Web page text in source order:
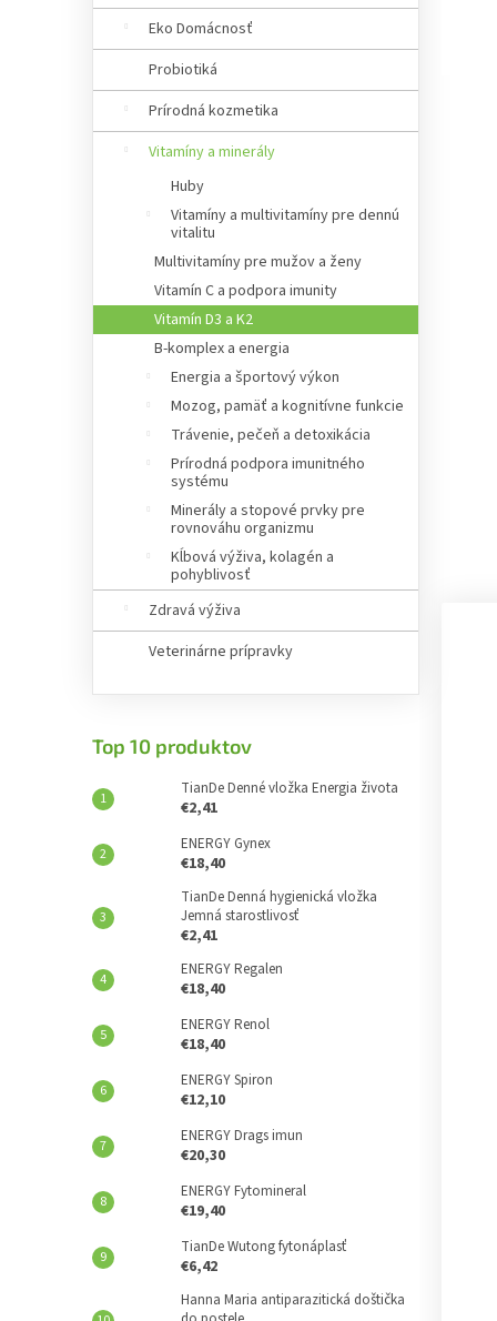
Eko Domácnosť
Probiotiká
Prírodná kozmetika
Vitamíny a minerály
Huby
Vitamíny a multivitamíny pre dennú
vitalitu
Multivitamíny pre mužov a ženy
Vitamín C a podpora imunity
Vitamín D3 a K2
B-komplex a energia
Energia a športový výkon
Mozog, pamäť a kognitívne funkcie
Trávenie, pečeň a detoxikácia
Prírodná podpora imunitného
systému
Minerály a stopové prvky pre
rovnováhu organizmu
Kĺbová výživa, kolagén a
pohyblivosť
Zdravá výživa
Veterinárne prípravky
Top 10 produktov
TianDe Denné vložka Energia života
€2,41
ENERGY Gynex
€18,40
TianDe Denná hygienická vložka
Jemná starostlivosť
€2,41
ENERGY Regalen
€18,40
ENERGY Renol
€18,40
ENERGY Spiron
€12,10
ENERGY Drags imun
€20,30
ENERGY Fytomineral
€19,40
TianDe Wutong fytonáplasť
€6,42
Hanna Maria antiparazitická doštička